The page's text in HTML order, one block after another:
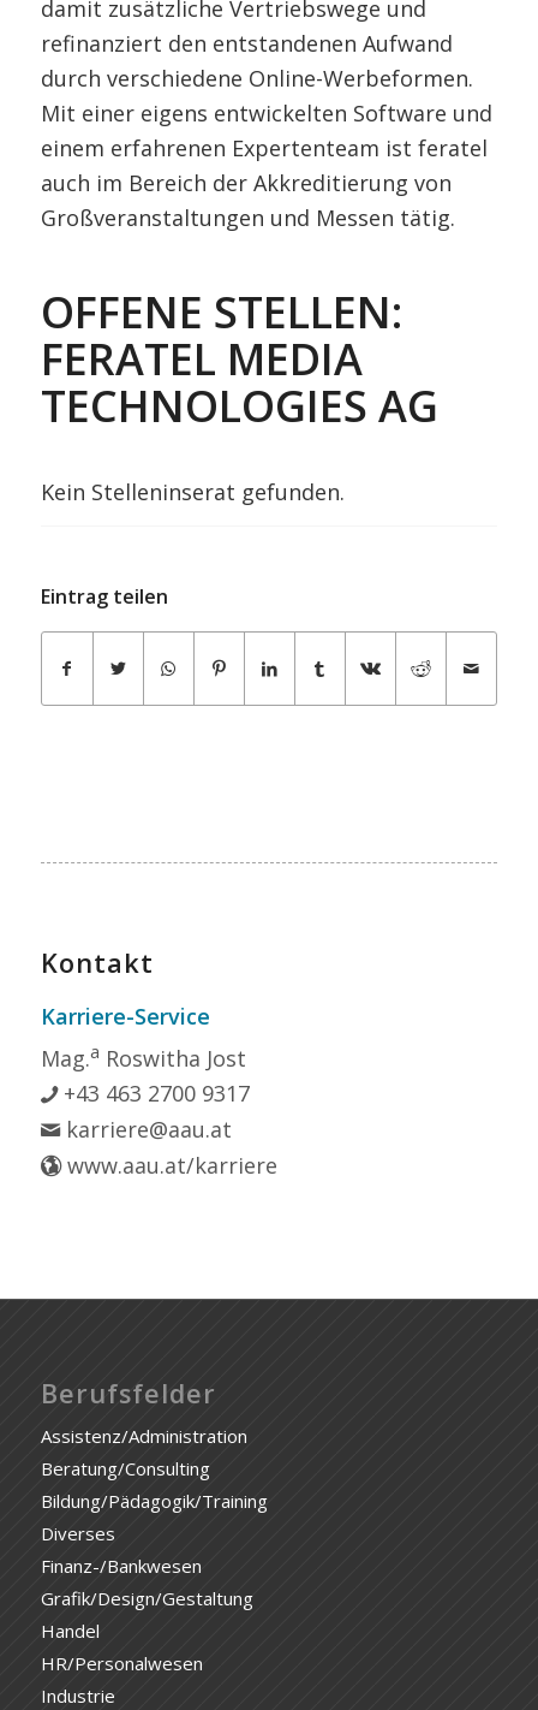
damit zusätzliche Vertriebswege und
refinanziert den entstandenen Aufwand
durch verschiedene Online-Werbeformen.
Mit einer eigens entwickelten Software und
einem erfahrenen Expertenteam ist feratel
auch im Bereich der Akkreditierung von
Großveranstaltungen und Messen tätig.
OFFENE STELLEN:
FERATEL MEDIA
TECHNOLOGIES AG
Kein Stelleninserat gefunden.
Eintrag teilen
Kontakt
Karriere-Service
Mag.a Roswitha Jost
+43 463 2700 9317
karriere@aau.at
www.aau.at/karriere
Berufsfelder
Assistenz/Administration
Beratung/Consulting
Bildung/Pädagogik/Training
Diverses
Finanz-/Bankwesen
Grafik/Design/Gestaltung
Handel
HR/Personalwesen
Industrie